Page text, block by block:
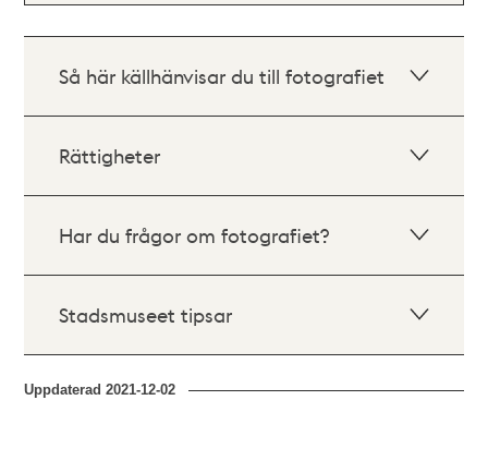
Så här källhänvisar du till fotografiet
Rättigheter
Har du frågor om fotografiet?
Stadsmuseet tipsar
Uppdaterad2021-12-02